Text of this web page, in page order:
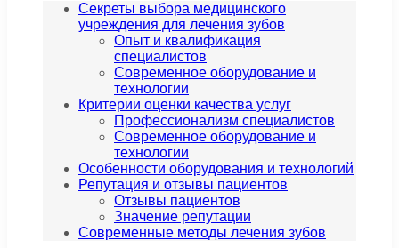
Секреты выбора медицинского
учреждения для лечения зубов
Опыт и квалификация
специалистов
Современное оборудование и
технологии
Критерии оценки качества услуг
Профессионализм специалистов
Современное оборудование и
технологии
Особенности оборудования и технологий
Репутация и отзывы пациентов
Отзывы пациентов
Значение репутации
Современные методы лечения зубов